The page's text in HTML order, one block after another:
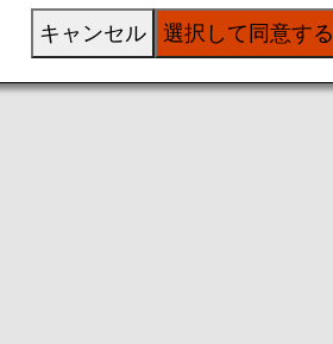
選択して同意する
キャンセル